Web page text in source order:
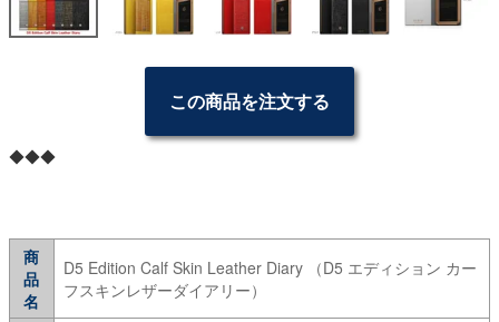
この商品を注文する
◆◆◆
商
品
名
D5 Edition Calf Skin Leather Diary （D5 エディション カー
フスキンレザーダイアリー）